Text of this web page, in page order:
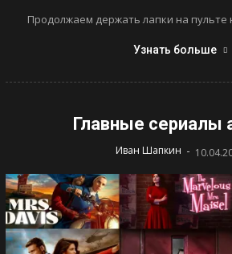
Продолжаем держать лапки на пульте
Узнать больше
Главные сериалы
Иван Шапкин -